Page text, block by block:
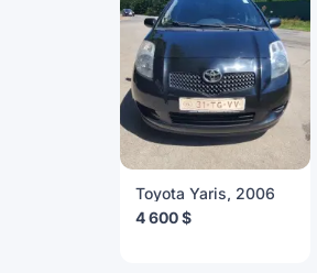
Toyota Yaris, 2006
4 600 $